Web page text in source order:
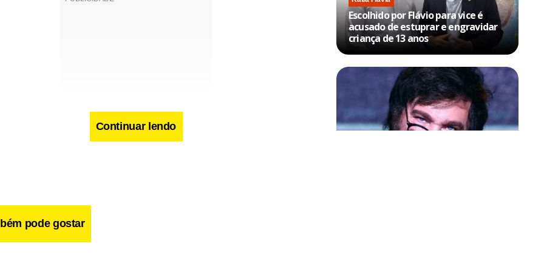
Continuar lendo
pode gostar
Escolhido por Flávio para vice é
acusado de estuprar e engravidar
criança de 13 anos